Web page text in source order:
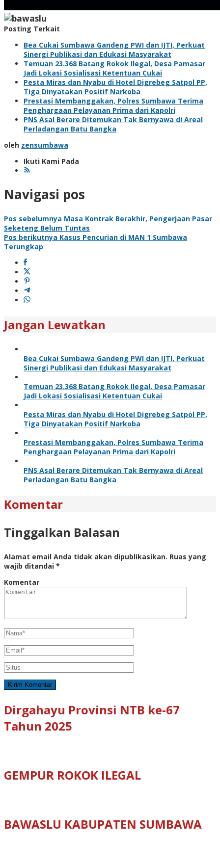
Posting Terkait
Bea Cukai Sumbawa Gandeng PWI dan IJTI, Perkuat
Sinergi Publikasi dan Edukasi Masyarakat
Temuan 23.368 Batang Rokok Ilegal, Desa Pamasar
Jadi Lokasi Sosialisasi Ketentuan Cukai
Pesta Miras dan Nyabu di Hotel Digrebeg Satpol PP,
Tiga Dinyatakan Positif Narkoba
Prestasi Membanggakan, Polres Sumbawa Terima
Penghargaan Pelayanan Prima dari Kapolri
PNS Asal Berare Ditemukan Tak Bernyawa di Areal
Perladangan Batu Bangka
oleh zensumbawa
Ikuti Kami Pada
Navigasi pos
Pos sebelumnya Masa Kontrak Berakhir, Pengerjaan Pasar
Seketeng Belum Tuntas
Pos berikutnya Kasus Pencurian di MAN 1 Sumbawa
Terungkap
Jangan Lewatkan
Bea Cukai Sumbawa Gandeng PWI dan IJTI, Perkuat
Sinergi Publikasi dan Edukasi Masyarakat
Temuan 23.368 Batang Rokok Ilegal, Desa Pamasar
Jadi Lokasi Sosialisasi Ketentuan Cukai
Pesta Miras dan Nyabu di Hotel Digrebeg Satpol PP,
Tiga Dinyatakan Positif Narkoba
Prestasi Membanggakan, Polres Sumbawa Terima
Penghargaan Pelayanan Prima dari Kapolri
PNS Asal Berare Ditemukan Tak Bernyawa di Areal
Perladangan Batu Bangka
Komentar
Tinggalkan Balasan
Alamat email Anda tidak akan dipublikasikan. Ruas yang
wajib ditandai *
Komentar
Dirgahayu Provinsi NTB ke-67
Tahun 2025
GEMPUR ROKOK ILEGAL
BAWASLU KABUPATEN SUMBAWA